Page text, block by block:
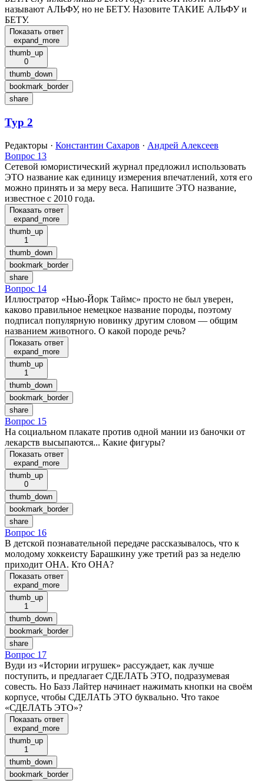
называют АЛЬФУ, но не БЕТУ. Назовите ТАКИЕ АЛЬФУ и
БЕТУ.
Показать ответ
expand_more
thumb_up
0
thumb_down
bookmark_border
share
Тур 2
Редакторы · Константин Сахаров · Андрей Алексеев
Вопрос 13
Сетевой юмористический журнал предложил использовать
ЭТО название как единицу измерения впечатлений, хотя его
можно принять и за меру веса. Напишите ЭТО название,
известное с 2010 года.
Показать ответ
expand_more
thumb_up
1
thumb_down
bookmark_border
share
Вопрос 14
Иллюстратор «Нью-Йорк Таймс» просто не был уверен,
каково правильное немецкое название породы, поэтому
подписал популярную новинку другим словом — общим
названием животного. О какой породе речь?
Показать ответ
expand_more
thumb_up
1
thumb_down
bookmark_border
share
Вопрос 15
На социальном плакате против одной мании из баночки от
лекарств высыпаются... Какие фигуры?
Показать ответ
expand_more
thumb_up
0
thumb_down
bookmark_border
share
Вопрос 16
В детской познавательной передаче рассказывалось, что к
молодому хоккеисту Барашкину уже третий раз за неделю
приходит ОНА. Кто ОНА?
Показать ответ
expand_more
thumb_up
1
thumb_down
bookmark_border
share
Вопрос 17
Вуди из «Истории игрушек» рассуждает, как лучше
поступить, и предлагает СДЕЛАТЬ ЭТО, подразумевая
совесть. Но Базз Лайтер начинает нажимать кнопки на своём
корпусе, чтобы СДЕЛАТЬ ЭТО буквально. Что такое
«СДЕЛАТЬ ЭТО»?
Показать ответ
expand_more
thumb_up
1
thumb_down
bookmark_border